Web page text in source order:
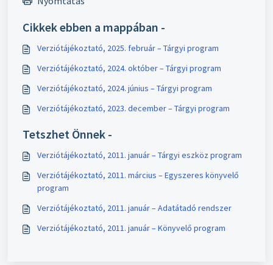
Cikkek ebben a mappában -
Verziótájékoztató, 2025. február – Tárgyi program
Verziótájékoztató, 2024. október – Tárgyi program
Verziótájékoztató, 2024. június – Tárgyi program
Verziótájékoztató, 2023. december – Tárgyi program
Tetszhet Önnek -
Verziótájékoztató, 2011. január – Tárgyi eszköz program
Verziótájékoztató, 2011. március – Egyszeres könyvelő
program
Verziótájékoztató, 2011. január – Adatátadó rendszer
Verziótájékoztató, 2011. január – Könyvelő program